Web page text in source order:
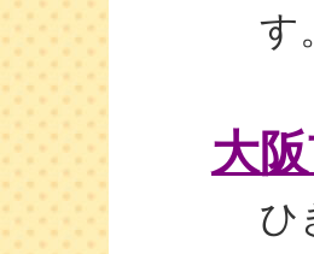
す
大
ひ